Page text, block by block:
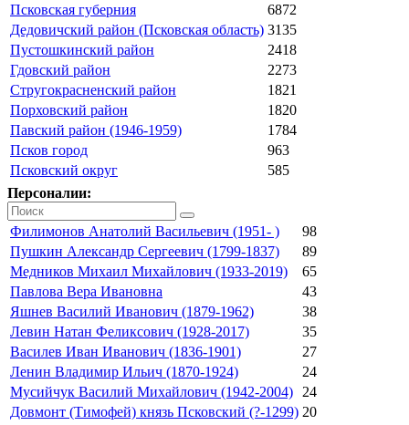
Псковская губерния
6872
Дедовичский район (Псковская область) 3135
Пустошкинский район
2418
Гдовский район
2273
Стругокрасненский район
1821
Порховский район
1820
Павский район (1946-1959)
1784
Псков город
963
Псковский округ
585
Персоналии:
Филимонов Анатолий Васильевич (1951- )
98
Пушкин Александр Сергеевич (1799-1837)
89
Медников Михаил Михайлович (1933-2019)
65
Павлова Вера Ивановна
43
Яшнев Василий Иванович (1879-1962)
38
Левин Натан Феликсович (1928-2017)
35
Василев Иван Иванович (1836-1901)
27
Ленин Владимир Ильич (1870-1924)
24
Мусийчук Василий Михайлович (1942-2004)
24
Довмонт (Тимофей) князь Псковский (?-1299) 20